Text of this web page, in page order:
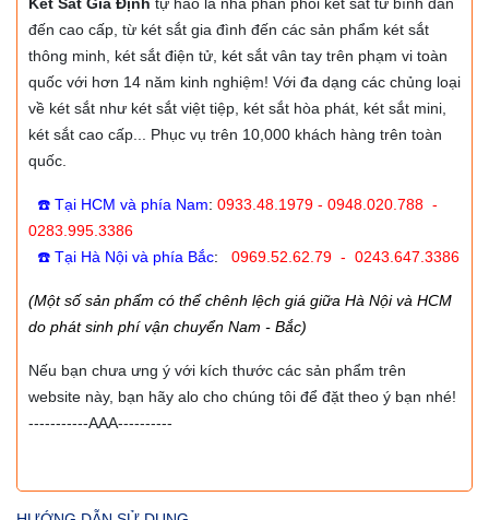
Két Sắt Gia Định tự hào là nhà phân phối két sắt từ bình dân
đến cao cấp, từ két sắt gia đình đến các sản phẩm két sắt
thông minh, két sắt điện tử, két sắt vân tay trên phạm vi toàn
quốc với hơn 14 năm kinh nghiệm! Với đa dạng các chủng loại
về két sắt như két sắt việt tiệp, két sắt hòa phát, két sắt mini,
két sắt cao cấp... Phục vụ trên 10,000 khách hàng trên toàn
quốc.
☎️ Tại HCM và phía Nam: 0933.48.1979 - 0948.020.788 -
0283.995.3386
☎️ Tại Hà Nội và phía Bắc: 0969.52.62.79 - 0243.647.3386
(Một số sản phẩm có thể chênh lệch giá giữa Hà Nội và HCM
do phát sinh phí vận chuyển Nam - Bắc)
Nếu bạn chưa ưng ý với kích thước các sản phẩm trên
website này, bạn hãy alo cho chúng tôi để đặt theo ý bạn nhé!
-----------AAA----------